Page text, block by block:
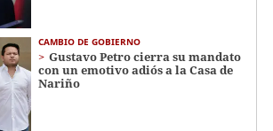
CAMBIO DE GOBIERNO
Gustavo Petro cierra su mandato
con un emotivo adiós a la Casa de
Nariño